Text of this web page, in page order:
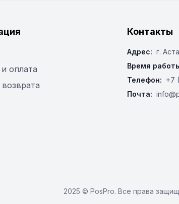
оплата
Контакты
Адрес: г.
Время
Телефон: +7
Почта:
2025 © PosPro. Все права